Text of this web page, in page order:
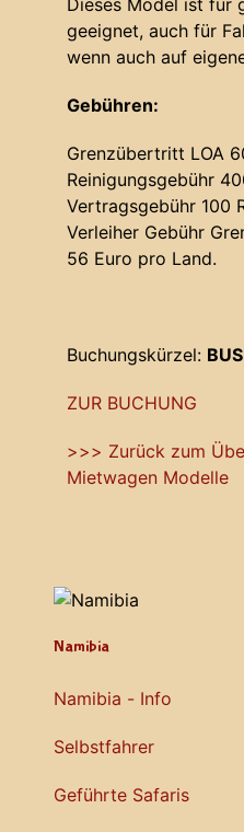
Dieses Model ist für
geeignet, auch für
wenn auch auf
Gebühren:
Grenzübertritt LOA
Reinigungsgebühr
Vertragsgebühr 100
Verleiher Gebühr
56 Euro pro Land.
Buchungskürzel:
ZUR BUCHUNG
>>> Zurück zum
Mietwagen Modelle
Namibia
Namibia - Info
Selbstfahrer
Geführte Safaris